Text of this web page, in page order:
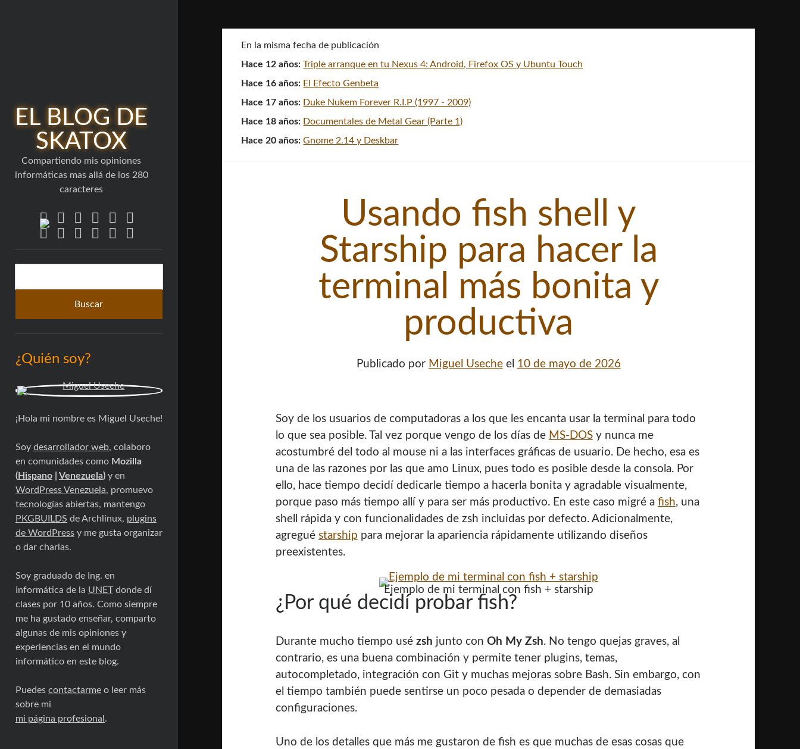
EL BLOG DE
SKATOX
Compartiendo mis opiniones
informáticas mas allá de los 280
caracteres
twitterbluesky
facebook
linkedinyoutube
email-
form
flickrgithubmastodon
stack-
overflow
Barra
¿Quién soy?
¡Hola mi nombre es Miguel Useche!
Soy desarrollador web, colaboro
en comunidades como Mozilla
(Hispano| Venezuela)y en
WordPress Venezuela, promuevo
tecnologías abiertas, mantengo
PKGBUILDS de Archlinux, plugins
de WordPressy me gusta organizar
o dar charlas.
Soy graduado de Ing. en
Informática de la UNETdonde dí
clases por 10 años. Como siempre
me ha gustado enseñar, comparto
algunas de mis opiniones y
experiencias en el mundo
informático en este blog.
Puedes contactarmeo leer más
sobre mi
mi página profesional.
En la misma fecha de publicación
Hace 12 años:Triple arranque en tu Nexus 4: Android, Firefox OS y Ubuntu Touch
Hace 16 años: El Efecto Genbeta
Hace 17 años: Duke Nukem Forever R.I.P (1997 - 2009)
Hace 18 años: Documentales de Metal Gear (Parte 1)
Hace 20 años:Gnome 2.14 y Deskbar
Usando fish shell y
Starship para hacer la
terminal más bonita y
productiva
Publicado por Miguel Usecheel 10 de mayo de 2026
Soy de los usuarios de computadoras a los que les encanta usar la terminal para todo
lo que sea posible. Tal vez porque vengo de los días de MS-DOSy nunca me
acostumbré del todo al mouse ni a las interfaces gráficas de usuario. De hecho, esa es
una de las razones por las que amo Linux, pues todo es posible desde la consola. Por
ello, hace tiempo decidí dedicarle tiempo a hacerla bonita y agradable visualmente,
porque paso más tiempo allí y para ser más productivo. En este caso migré a fish, una
shell rápida y con funcionalidades de zsh incluidas por defecto. Adicionalmente,
agregué starship para mejorar la apariencia rápidamente utilizando diseños
preexistentes.
Ejemplo de mi terminal con fish + starship
¿Por qué decidí probar fish?
Durante mucho tiempo usé zsh junto con Oh My Zsh. No tengo quejas graves, al
contrario, es una buena combinación y permite tener plugins, temas,
autocompletado, integración con Git y muchas mejoras sobre Bash. Sin embargo, con
el tiempo también puede sentirse un poco pesada o depender de demasiadas
configuraciones.
Uno de los detalles que más me gustaron de fish es que muchas de esas cosas que